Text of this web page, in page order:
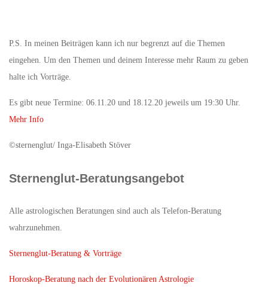
P.S. In meinen Beiträgen kann ich nur begrenzt auf die Themen
eingehen. Um den Themen und deinem Interesse mehr Raum zu geben
halte ich Vorträge.
Es gibt neue Termine: 06.11.20 und 18.12.20 jeweils um 19:30 Uhr.
Mehr Info
©sternenglut/ Inga-Elisabeth Stöver
Sternenglut-Beratungsangebot
Alle astrologischen Beratungen sind auch als Telefon-Beratung
wahrzunehmen.
Sternenglut-Beratung & Vorträge
Horoskop-Beratung nach der Evolutionären Astrologie